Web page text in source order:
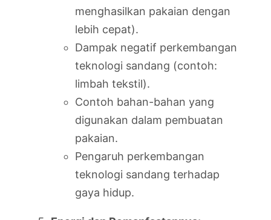
menghasilkan pakaian dengan
lebih cepat).
Dampak negatif perkembangan
teknologi sandang (contoh:
limbah tekstil).
Contoh bahan-bahan yang
digunakan dalam pembuatan
pakaian.
Pengaruh perkembangan
teknologi sandang terhadap
gaya hidup.